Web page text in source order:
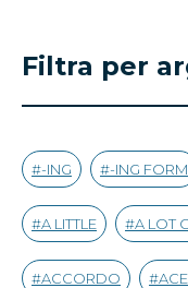
Filtra per
-ING -ING FORM
A LITTLE A LOT
ACCORDO